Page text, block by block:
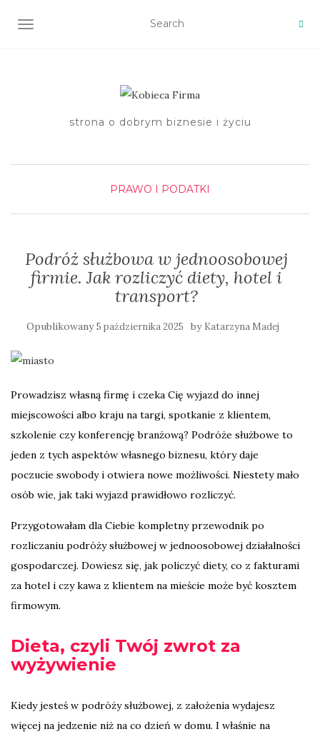
TOGGLE NAVIGATION
strona o dobrym biznesie i życiu
PRAWO I PODATKI
Podróż służbowa w jednoosobowej
firmie. Jak rozliczyć diety, hotel i
transport?
Opublikowany5 października 2025 by Katarzyna Madej
Prowadzisz własną firmę i czeka Cię wyjazd do innej
miejscowości albo kraju na targi, spotkanie z klientem,
szkolenie czy konferencję branżową? Podróże służbowe to
jeden z tych aspektów własnego biznesu, który daje
poczucie swobody i otwiera nowe możliwości. Niestety mało
osób wie, jak taki wyjazd prawidłowo rozliczyć.
Przygotowałam dla Ciebie kompletny przewodnik po
rozliczaniu podróży służbowej w jednoosobowej działalności
gospodarczej. Dowiesz się, jak policzyć diety, co z fakturami
za hotel i czy kawa z klientem na mieście może być kosztem
firmowym.
Dieta, czyli Twój zwrot za
wyżywienie
Kiedy jesteś w podróży służbowej, z założenia wydajesz
więcej na jedzenie niż na co dzień w domu. I właśnie na